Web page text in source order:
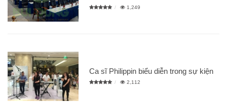
1,249
Ca sĩ Philippin biểu diễn trong sự kiện
2,112